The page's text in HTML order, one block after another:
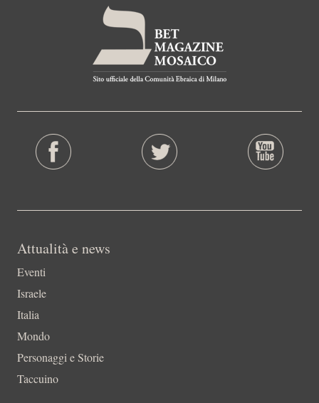
Attualità e news
Eventi
Israele
Italia
Mondo
Personaggi e Storie
Taccuino